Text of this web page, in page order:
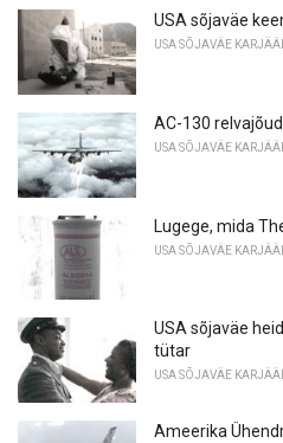
USA sõjaväe
USA SÕJAVÄE
AC-130
USA SÕJAVÄE
Lugege, mida
USA SÕJAVÄE
USA sõjaväe
tütar
USA SÕJAVÄE
Ameerika